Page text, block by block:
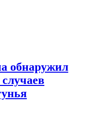
обнаружил